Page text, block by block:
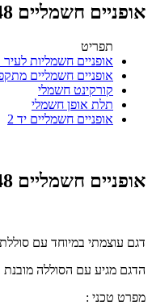
אופניים חשמליים colt 48
תפריט
אופניים חשמליות
אופניים חשמליים
קורקינט חשמלי
תלת אופן חשמלי
אופניים חשמליים יד 2
אופניים חשמליים
דגם עוצמתי במיוחד עם סוללת
הדגם מגיע עם הסוללה מובנת
מפרט טכני :